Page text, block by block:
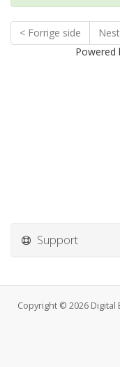
< Forrige side
Powered
Support
Copyright © 2026 Digital